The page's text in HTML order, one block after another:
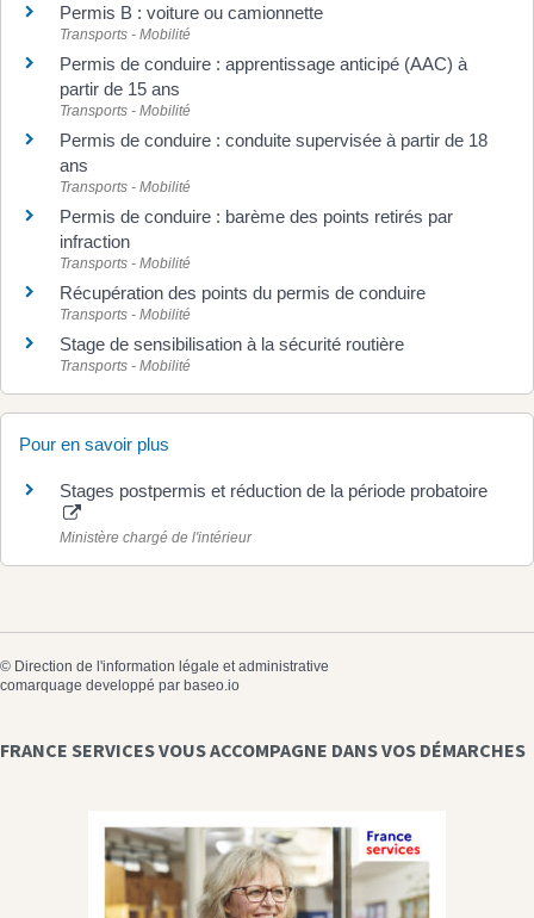
Permis B : voiture ou camionnette
Transports - Mobilité
Permis de conduire : apprentissage anticipé (AAC) à
partir de 15 ans
Transports - Mobilité
Permis de conduire : conduite supervisée à partir de 18
ans
Transports - Mobilité
Permis de conduire : barème des points retirés par
infraction
Transports - Mobilité
Récupération des points du permis de conduire
Transports - Mobilité
Stage de sensibilisation à la sécurité routière
Transports - Mobilité
Pour en savoir plus
Stages postpermis et réduction de la période probatoire
Ministère chargé de l'intérieur
© Direction de l'information légale et administrative
comarquage developpé par baseo.io
FRANCE SERVICES VOUS ACCOMPAGNE DANS VOS DÉMARCHES